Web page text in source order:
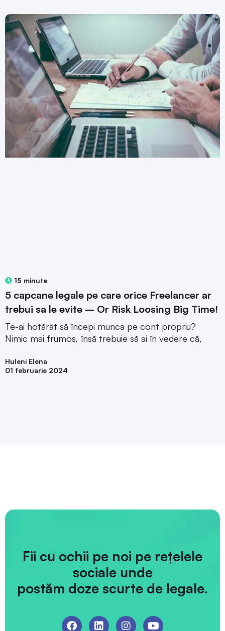
15 minute
5 capcane legale pe care orice Freelancer ar
trebui sa le evite – Or Risk Loosing Big Time!
Te-ai hotărât să începi munca pe cont propriu?
Nimic mai frumos, însă trebuie să ai în vedere că,
Huleni Elena
01 februarie 2024
Fii cu ochii pe noi pe rețelele
sociale unde
postăm doze scurte de legale.